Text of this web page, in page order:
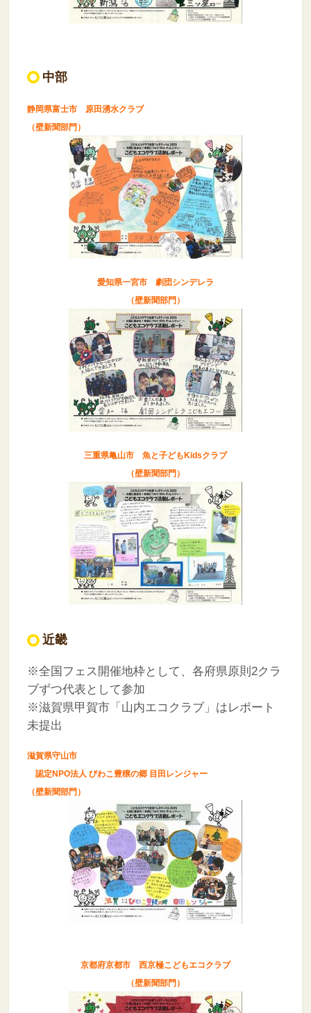
中部
静岡県富士市 原田湧水クラブ
（壁新聞部門）
愛知県一宮市 劇団シンデレラ
（壁新聞部門）
三重県亀山市 魚と子どもKidsクラブ
（壁新聞部門）
近畿
※全国フェス開催地枠として、各府県原則2クラ
ブずつ代表として参加
※滋賀県甲賀市「山内エコクラブ」はレポート
未提出
滋賀県守山市
認定NPO法人 びわこ豊穣の郷 目田レンジャー
（壁新聞部門）
京都府京都市 西京極こどもエコクラブ
（壁新聞部門）